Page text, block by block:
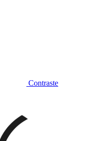
Contraste